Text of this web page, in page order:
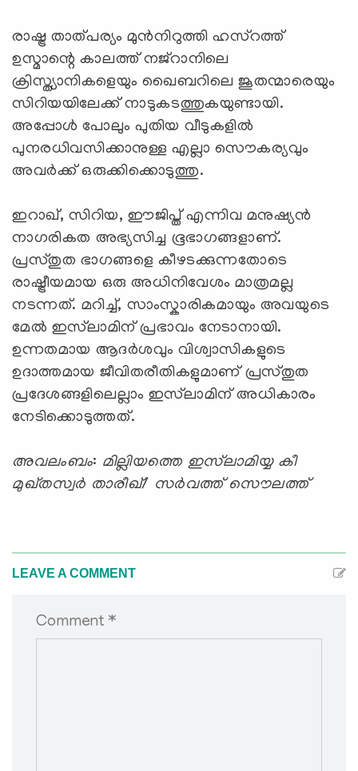
രാഷ്ട്ര താത്പര്യം മുന്‍നിറുത്തി ഹസ്റത്ത്
ഉസ്മാന്റെ കാലത്ത് നജ്റാനിലെ
ക്രിസ്ത്യാനികളെയും ഖൈബറിലെ ജൂതന്മാരെയും
സിറിയയിലേക്ക് നാടുകടത്തുകയുണ്ടായി.
അപ്പോള്‍ പോലും പുതിയ വീടുകളില്‍
പുനരധിവസിക്കാനുള്ള എല്ലാ സൌകര്യവും
അവര്‍ക്ക് ഒരുക്കിക്കൊടുത്തു.
ഇറാഖ്, സിറിയ, ഈജിപ്ത് എന്നിവ മനുഷ്യന്‍
നാഗരികത അഭ്യസിച്ച ഭൂഭാഗങ്ങളാണ്.
പ്രസ്തുത ഭാഗങ്ങളെ കീഴടക്കുന്നതോടെ
രാഷ്ട്രീയമായ ഒരു അധിനിവേശം മാത്രമല്ല
നടന്നത്. മറിച്ച്, സാംസ്കാരികമായും അവയുടെ
മേല്‍ ഇസ്‌ലാമിന് പ്രഭാവം നേടാനായി.
ഉന്നതമായ ആദര്‍ശവും വിശ്വാസികളുടെ
ഉദാത്തമായ ജീവിതരീതികളുമാണ് പ്രസ്തുത
പ്രദേശങ്ങളിലെല്ലാം ഇസ്‌ലാമിന് അധികാരം
നേടിക്കൊടുത്തത്.
അവലംബം: മില്ലിയത്തെ ഇസ്‌ലാമിയ്യ കീ
മുഖ്തസ്വര്‍ താരീഖ്/ സര്‍വത്ത് സൌലത്ത്
LEAVE A COMMENT
Comment *